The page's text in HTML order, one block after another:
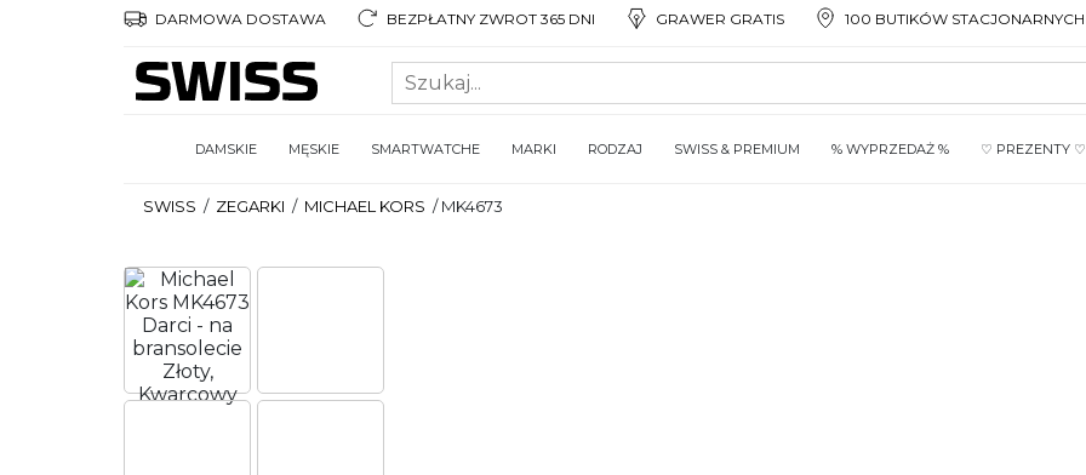
DARMOWA DOSTAWA BEZPŁATNY ZWROT 365 DNI GRAWER GRATIS 100 BUTIKÓW STACJONARNYCH
DAMSKIE MĘSKIE SMARTWATCHE MARKI RODZAJ SWISS & PREMIUM % WYPRZEDAŻ % ♡ PREZENTY ♡
SWISS / ZEGARKI / MICHAEL KORS /MK4673